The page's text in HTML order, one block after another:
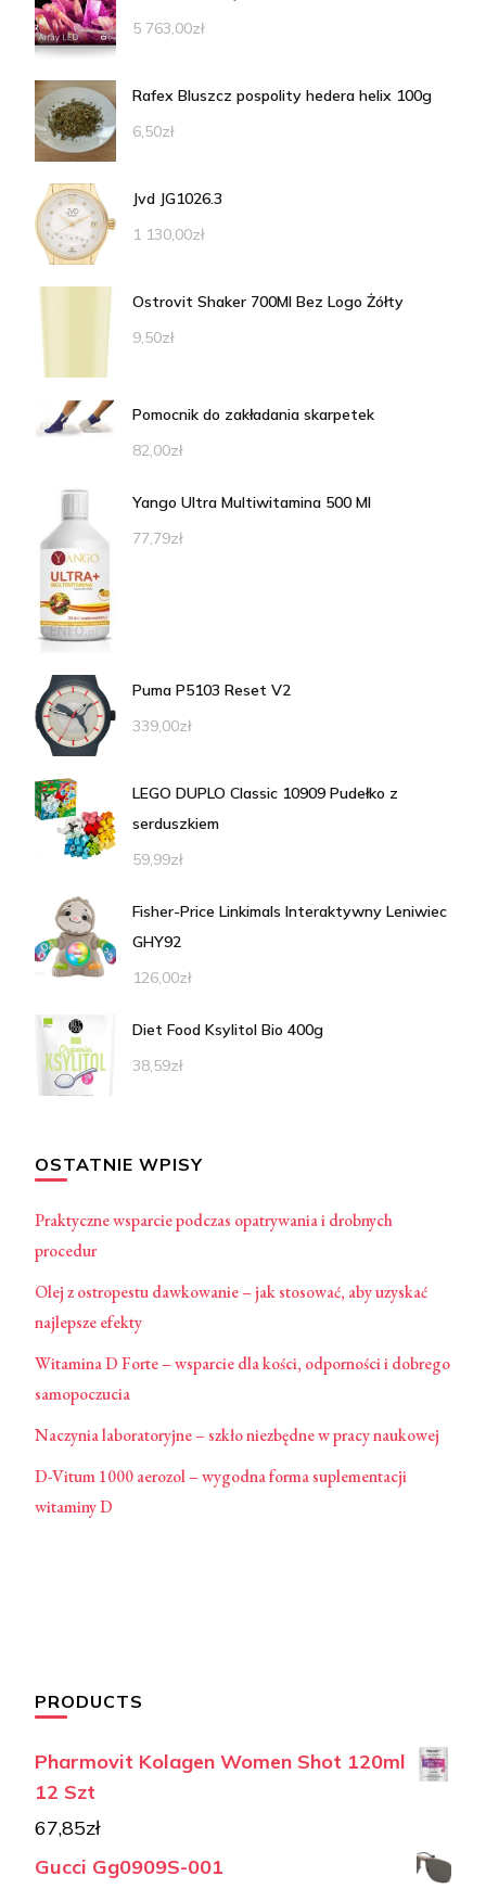
5 763,00zł
Rafex Bluszcz pospolity hedera helix 100g
6,50zł
Jvd JG1026.3
1 130,00zł
Ostrovit Shaker 700Ml Bez Logo Żółty
9,50zł
Pomocnik do zakładania skarpetek
82,00zł
Yango Ultra Multiwitamina 500 Ml
77,79zł
Puma P5103 Reset V2
339,00zł
LEGO DUPLO Classic 10909 Pudełko z
serduszkiem
59,99zł
Fisher-Price Linkimals Interaktywny Leniwiec
GHY92
126,00zł
Diet Food Ksylitol Bio 400g
38,59zł
OSTATNIE WPISY
Praktyczne wsparcie podczas opatrywania i drobnych
procedur
Olej z ostropestu dawkowanie – jak stosować, aby uzyskać
najlepsze efekty
Witamina D Forte – wsparcie dla kości, odporności i dobrego
samopoczucia
Naczynia laboratoryjne – szkło niezbędne w pracy naukowej
D-Vitum 1000 aerozol – wygodna forma suplementacji
witaminy D
PRODUCTS
Pharmovit Kolagen Women Shot 120ml
12 Szt
67,85zł
Gucci Gg0909S-001